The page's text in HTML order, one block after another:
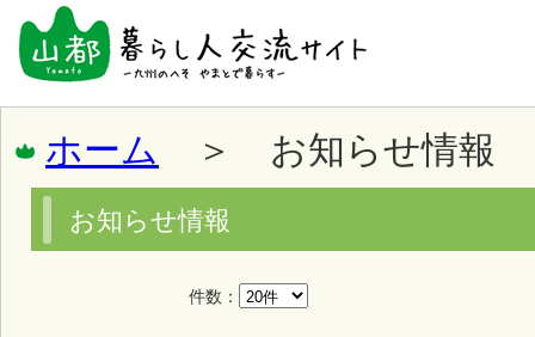
ホーム ＞ お知らせ情報
お知らせ情報
件数：